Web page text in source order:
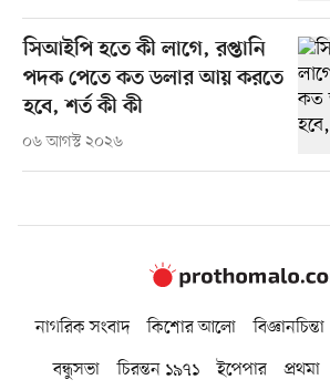
সিআইপি হতে কী লাগে, রপ্তানি
পদক পেতে কত ডলার আয় করতে
হবে, শর্ত কী কী
০৬ আগস্ট ২০২৬
নাগরিক সংবাদ কিশোর আলো বিজ্ঞানচিন্তা
বন্ধুসভা
চিরন্তন ১৯৭১ ইপেপার প্রথমা